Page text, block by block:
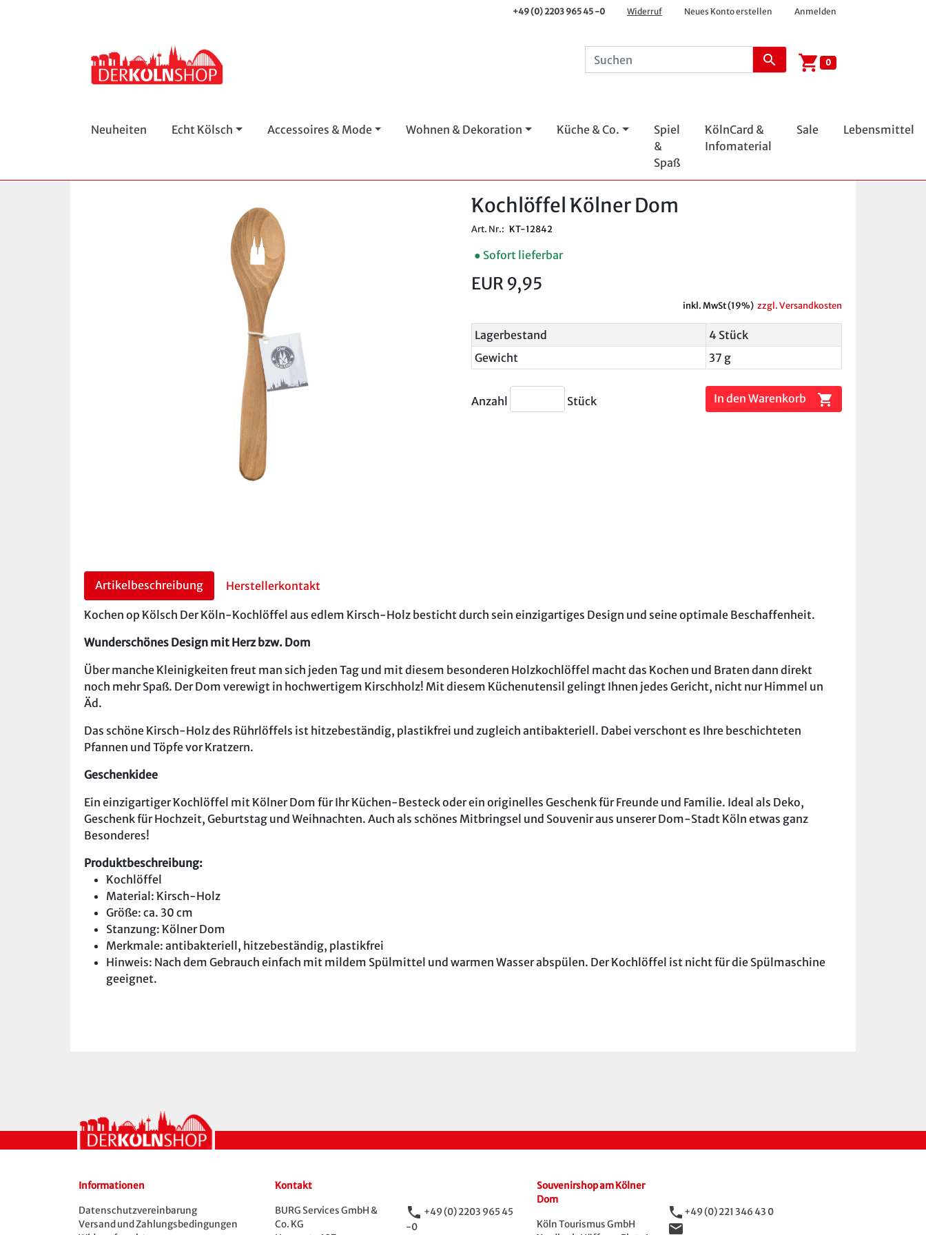
+49 (0) 2203 965 45 -0 Widerruf Neues Konto erstellen Anmelden
search shopping_cart 0
Neuheiten Echt Kölsch Accessoires & Mode Wohnen & Dekoration Küche & Co.
Spiel
&
Spaß
KölnCard &
Infomaterial
Sale Lebensmittel
Kochlöffel Kölner Dom
Art. Nr.: KT-12842
● Sofort lieferbar
EUR 9,95
inkl. MwSt (19%) zzgl. Versandkosten
Lagerbestand
4 Stück
Gewicht
37 g
Anzahl Stück In den Warenkorb shopping_cart
Artikelbeschreibung Herstellerkontakt
Kochen op Kölsch Der Köln-Kochlöffel aus edlem Kirsch-Holz besticht durch sein einzigartiges Design und seine optimale Beschaffenheit.
Wunderschönes Design mit Herz bzw. Dom
Über manche Kleinigkeiten freut man sich jeden Tag und mit diesem besonderen Holzkochlöffel macht das Kochen und Braten dann direkt
noch mehr Spaß. Der Dom verewigt in hochwertigem Kirschholz! Mit diesem Küchenutensil gelingt Ihnen jedes Gericht, nicht nur Himmel un
Äd.
Das schöne Kirsch-Holz des Rührlöffels ist hitzebeständig, plastikfrei und zugleich antibakteriell. Dabei verschont es Ihre beschichteten
Pfannen und Töpfe vor Kratzern.
Geschenkidee
Ein einzigartiger Kochlöffel mit Kölner Dom für Ihr Küchen-Besteck oder ein originelles Geschenk für Freunde und Familie. Ideal als Deko,
Geschenk für Hochzeit, Geburtstag und Weihnachten. Auch als schönes Mitbringsel und Souvenir aus unserer Dom-Stadt Köln etwas ganz
Besonderes!
Produktbeschreibung:
Kochlöffel
Material: Kirsch-Holz
Größe: ca. 30 cm
Stanzung: Kölner Dom
Merkmale: antibakteriell, hitzebeständig, plastikfrei
Hinweis: Nach dem Gebrauch einfach mit mildem Spülmittel und warmen Wasser abspülen. Der Kochlöffel ist nicht für die Spülmaschine
geeignet.
Informationen
Datenschutzvereinbarung
Versand und Zahlungsbedingungen
Kontakt
BURG Services GmbH &
Co. KG
phone +49 (0) 2203 965 45
-0
Souvenirshop am Kölner
Dom
Köln Tourismus GmbH
phone +49 (0) 221 346 43 0
email